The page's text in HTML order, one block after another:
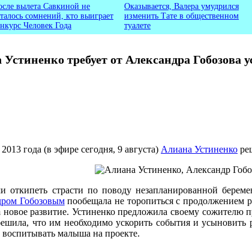
требует от Александра Гобозова
вылета Савкиной не
сомнений, кто выиграет
Человек Года
Оказывается, Валера умудрился
изменить Тате в общественном
туалете
2013 года (в эфире сегодня, 9 августа) Алиана Устиненко
откипеть страсти по поводу незапланированной
Гобозовымпообещала не торопиться с продолжением
новое развитие. Устиненко предложила своему сожителю
что им необходимо ускорить события и усыновить
воспитывать малыша на проекте.